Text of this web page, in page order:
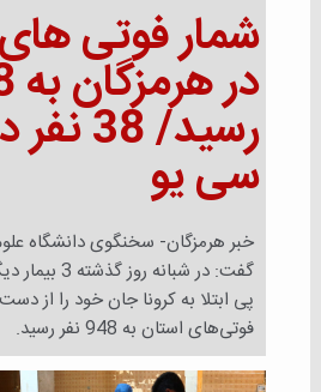
شمار فوتی های
رسید/ 38
سی‌ یو
خبر هرمزگان- سخنگوی دانشگاه
گفت: در شبانه
پی ابتلا به کرونا جان خود را از
فوتی‌های استان به 948 نفر رسید.